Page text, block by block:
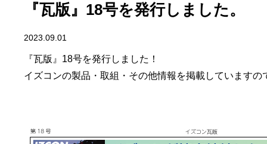
『瓦版』18号を発行しました。
2023.09.01
『瓦版』18号を発行しました！
イズコンの製品・取組・その他情報を掲載していますの